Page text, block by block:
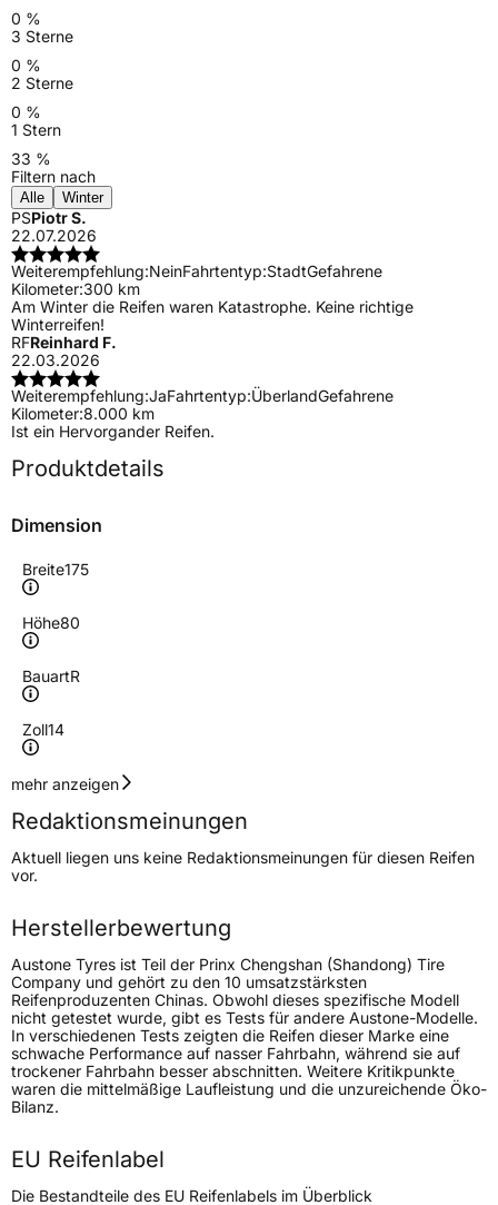
0 %
3 Sterne
0 %
2 Sterne
0 %
1 Stern
33 %
Filtern nach
Alle Winter
PSPiotr S.
22.07.2026
Weiterempfehlung:NeinFahrtentyp:StadtGefahrene
Kilometer:300 km
Am Winter die Reifen waren Katastrophe. Keine richtige
Winterreifen!
RFReinhard F.
22.03.2026
Weiterempfehlung:JaFahrtentyp:ÜberlandGefahrene
Kilometer:8.000 km
Ist ein Hervorgander Reifen.
Produktdetails
Dimension
Breite175
Höhe80
BauartR
Zoll14
Geschwindigkeitsindex
Höchstgeschwindigkeit
160 km/h
Lastindex99/98
Höchstlast775/750 kg
Generelle Merkmale
FahrzeugtypTransporter
VerwendungWinterreifen
ModellnameSP 902
Weitere Eigenschaften
mehr anzeigen
Redaktionsmeinungen
Aktuell liegen uns keine Redaktionsmeinungen für diesen Reifen
vor.
Herstellerbewertung
Austone Tyres ist Teil der Prinx Chengshan (Shandong) Tire
Company und gehört zu den 10 umsatzstärksten
Reifenproduzenten Chinas. Obwohl dieses spezifische Modell
nicht getestet wurde, gibt es Tests für andere Austone-Modelle.
In verschiedenen Tests zeigten die Reifen dieser Marke eine
schwache Performance auf nasser Fahrbahn, während sie auf
trockener Fahrbahn besser abschnitten. Weitere Kritikpunkte
waren die mittelmäßige Laufleistung und die unzureichende Öko-
Bilanz.
EU Reifenlabel
Die Bestandteile des EU Reifenlabels im Überblick